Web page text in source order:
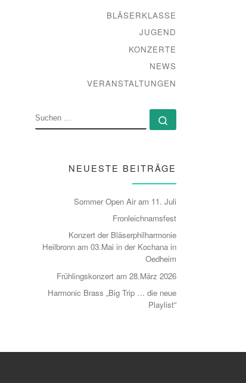
BLÄSERKLASSE
JUGEND
KONZERTE
NEWS
VERANSTALTUNGEN
SUCHE
NEUESTE BEITRÄGE
Sommer Open Air am 11. Juli
Fronleichnamsfest
Konzert der Bläserphilharmonie
Heilbronn am 03.Mai in der Kochana in
Oedheim
Frühlingskonzert am 28.März 2026
Harmonic Brass „Big Trip … die neue
Playlist“